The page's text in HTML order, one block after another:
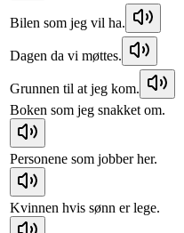
Bilen som jeg vil ha.
Dagen da vi møttes.
Grunnen til at jeg kom.
Boken som jeg snakket om.
Personene som jobber her.
Kvinnen hvis sønn er lege.